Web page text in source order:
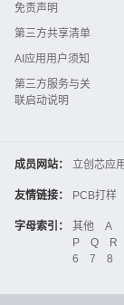
免责声明
第三方共享清单
AI应用用户须知
第三方服务与关
联启动说明
成员网站： 立创芯应用
3D打印
Global
友情链接： PCB打样
中国IC网
晶振
工业品采
字母索引： 其他 A
P
Q R
6
7 8